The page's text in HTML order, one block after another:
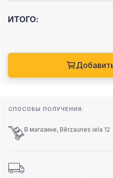
ИТОГО:
СПОСОБЫ ПОЛУЧЕНИЯ:
В магазине, Bērzaunes iela 12